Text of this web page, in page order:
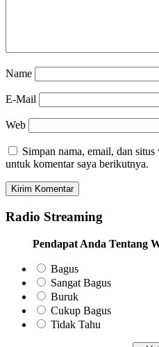
Name
E-Mail
Web
Simpan nama, email, dan
untuk komentar saya berikutnya.
Radio Streaming
Pendapat Anda Tentang
Bagus
Sangat Bagus
Buruk
Cukup Bagus
Tidak Tahu